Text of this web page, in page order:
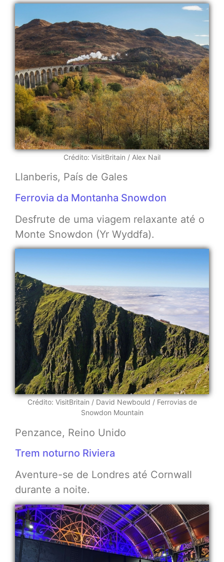
Crédito: VisitBritain / Alex Nail
Llanberis, País de Gales
Ferrovia da Montanha Snowdon
Desfrute de uma viagem relaxante até o
Monte Snowdon (Yr Wyddfa).
Crédito: VisitBritain / David Newbould / Ferrovias de
Snowdon Mountain
Penzance, Reino Unido
Trem noturno Riviera
Aventure-se de Londres até Cornwall
durante a noite.